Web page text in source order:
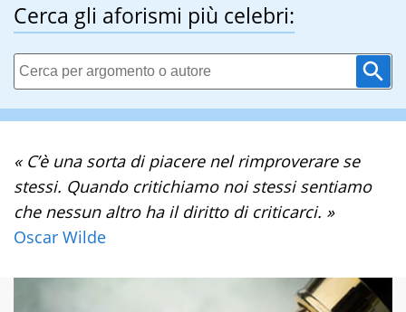
Cerca gli aforismi più celebri:
« C’è una sorta di piacere nel rimproverare se
stessi. Quando critichiamo noi stessi sentiamo
che nessun altro ha il diritto di criticarci. »
Oscar Wilde